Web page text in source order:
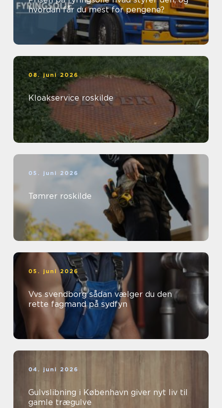
hvordan får du mest for pengene?
08. juni 2026
Kloakservice roskilde
05. juni 2026
Tømrer roskilde
05. juni 2026
Vvs svendborg sådan vælger du den
rette fagmand på sydfyn
04. juni 2026
Gulvslibning i København giver nyt liv til
gamle trægulve